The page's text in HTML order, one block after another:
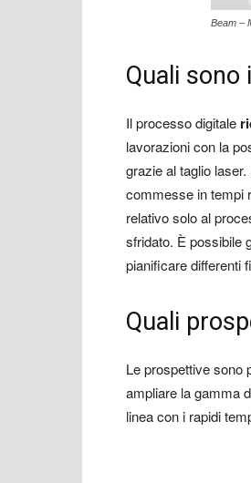
Beam –
Quali sono
Il processo digitale
lavorazioni con la
grazie al taglio
commesse in tempi
relativo solo al
sfridato. È possibile
pianificare differenti
Quali
Le prospettive sono
ampliare la gamma
linea con i rapidi